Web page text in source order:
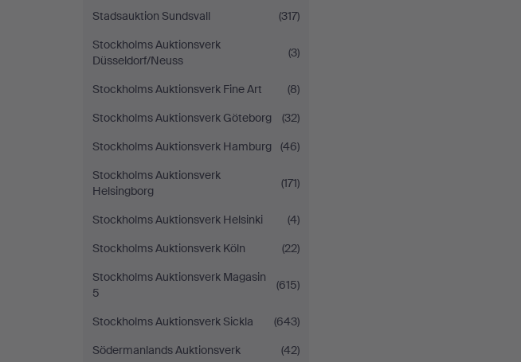
Stadsauktion Sundsvall
(317)
Stockholms Auktionsverk
Düsseldorf/Neuss
(3)
Stockholms Auktionsverk Fine Art
(8)
Stockholms Auktionsverk Göteborg
(32)
Stockholms Auktionsverk Hamburg
(46)
Stockholms Auktionsverk
Helsingborg
(171)
Stockholms Auktionsverk Helsinki
(4)
Stockholms Auktionsverk Köln
(22)
Stockholms Auktionsverk Magasin
5
(615)
Stockholms Auktionsverk Sickla
(643)
Södermanlands Auktionsverk
(42)